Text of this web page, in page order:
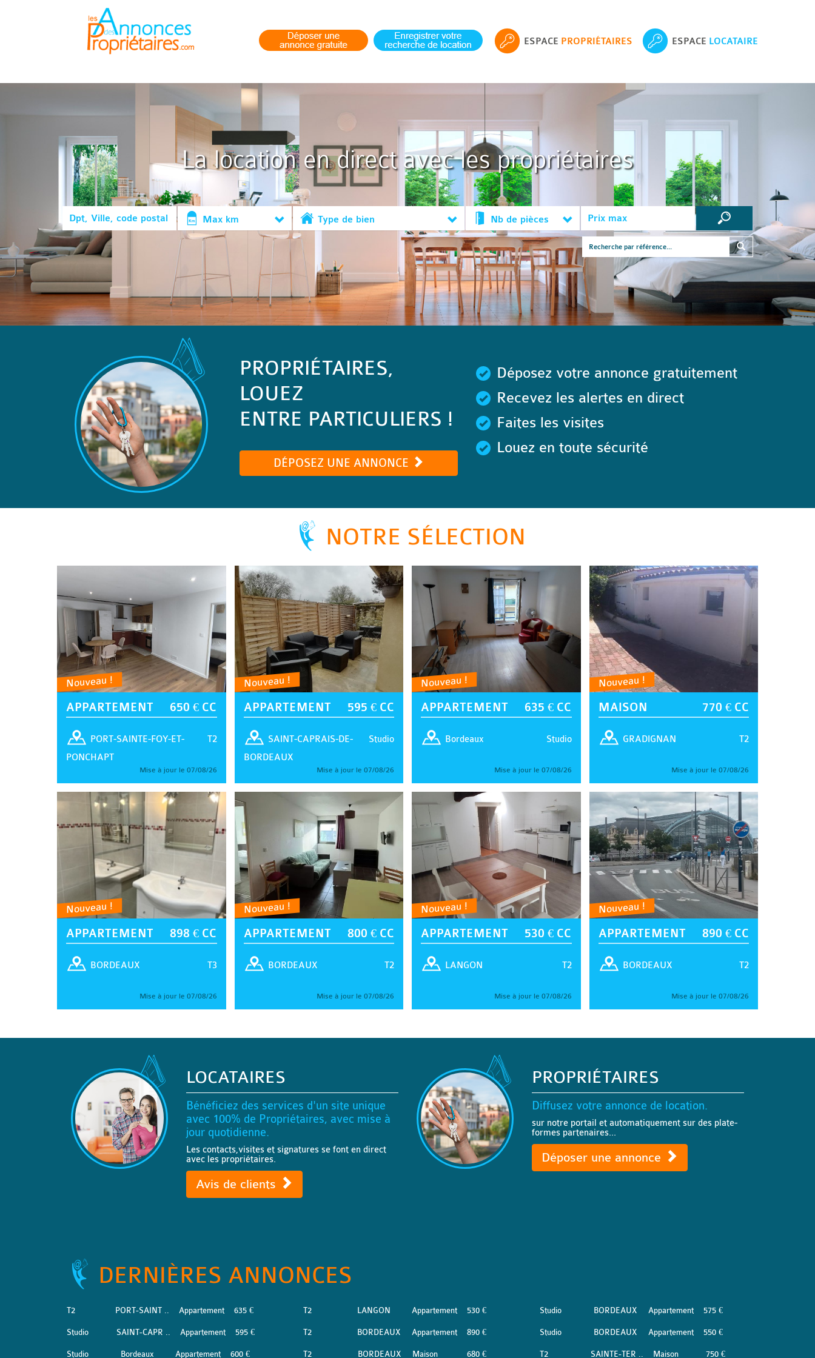
ESPACE PROPRIÉTAIRES ESPACE LOCATAIRE
La location en direct avec les propriétaires
Max km Type de bien Nb de pièces
PROPRIÉTAIRES,
LOUEZ
ENTRE PARTICULIERS !
DÉPOSEZ UNE ANNONCE
Déposez votre annonce gratuitement
Recevez les alertes en direct
Faites les visites
Louez en toute sécurité
NOTRE SÉLECTION
Nouveau !
APPARTEMENT 650 € CC
T2
PORT-SAINTE-FOY-ET-
PONCHAPT
Mise à jour le 07/08/26
Nouveau !
APPARTEMENT 595 € CC
Studio
SAINT-CAPRAIS-DE-
BORDEAUX
Mise à jour le 07/08/26
Nouveau !
APPARTEMENT 635 € CC
Studio
Bordeaux
Mise à jour le 07/08/26
Nouveau !
MAISON 770 € CC
T2
GRADIGNAN
Mise à jour le 07/08/26
Nouveau !
APPARTEMENT 898 € CC
T3
BORDEAUX
Mise à jour le 07/08/26
Nouveau !
APPARTEMENT 800 € CC
T2
BORDEAUX
Mise à jour le 07/08/26
Nouveau !
APPARTEMENT 530 € CC
T2
LANGON
Mise à jour le 07/08/26
Nouveau !
APPARTEMENT 890 € CC
T2
BORDEAUX
Mise à jour le 07/08/26
LOCATAIRES
Bénéficiez des services d'un site unique
avec 100% de Propriétaires, avec mise à
jour quotidienne.
Les contacts,visites et signatures se font en direct
avec les propriétaires.
Avis de clients
PROPRIÉTAIRES
Diffusez votre annonce de location.
sur notre portail et automatiquement sur des plate-
formes partenaires...
Déposer une annonce
DERNIÈRES ANNONCES
T2 PORT-SAINT .. Appartement 635 €
Studio SAINT-CAPR .. Appartement 595 €
Studio Bordeaux Appartement 600 €
T2 LANGON Appartement 530 €
T2 BORDEAUX Appartement 890 €
T2 BORDEAUX Maison 680 €
Studio BORDEAUX Appartement 575 €
Studio BORDEAUX Appartement 550 €
T2 SAINTE-TER .. Maison 750 €